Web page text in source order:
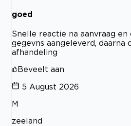
goed
Snelle reactie na aanvraag
gegevns aangeleverd, daarna
afhandeling
Beveelt aan
5 August 2026
M
zeeland